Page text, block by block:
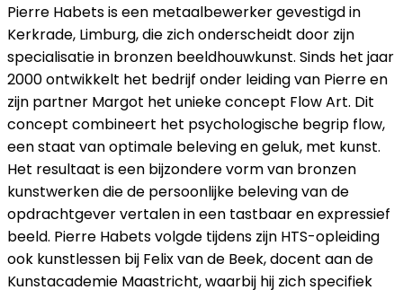
Pierre Habets is een metaalbewerker gevestigd in
Kerkrade, Limburg, die zich onderscheidt door zijn
specialisatie in bronzen beeldhouwkunst. Sinds het jaar
2000 ontwikkelt het bedrijf onder leiding van Pierre en
zijn partner Margot het unieke concept Flow Art. Dit
concept combineert het psychologische begrip flow,
een staat van optimale beleving en geluk, met kunst.
Het resultaat is een bijzondere vorm van bronzen
kunstwerken die de persoonlijke beleving van de
opdrachtgever vertalen in een tastbaar en expressief
beeld. Pierre Habets volgde tijdens zijn HTS-opleiding
ook kunstlessen bij Felix van de Beek, docent aan de
Kunstacademie Maastricht, waarbij hij zich specifiek